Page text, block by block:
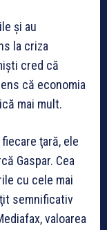
şi au
la criza
cred că
că economia
mai mult.
ţară, ele
Gaspar. Cea
cu cele mai
semnificativ
valoarea